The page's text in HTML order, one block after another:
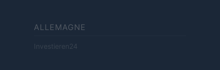
ALLEMAGNE
Investieren24